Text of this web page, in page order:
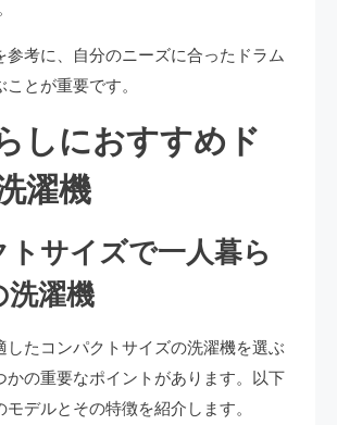
参考に、自分のニーズに合ったドラム
とが重要です。
しにおすすめド
濯機
トサイズで一人暮ら
洗濯機
したコンパクトサイズの洗濯機を選ぶ
かの重要なポイントがあります。以下
デルとその特徴を紹介します。